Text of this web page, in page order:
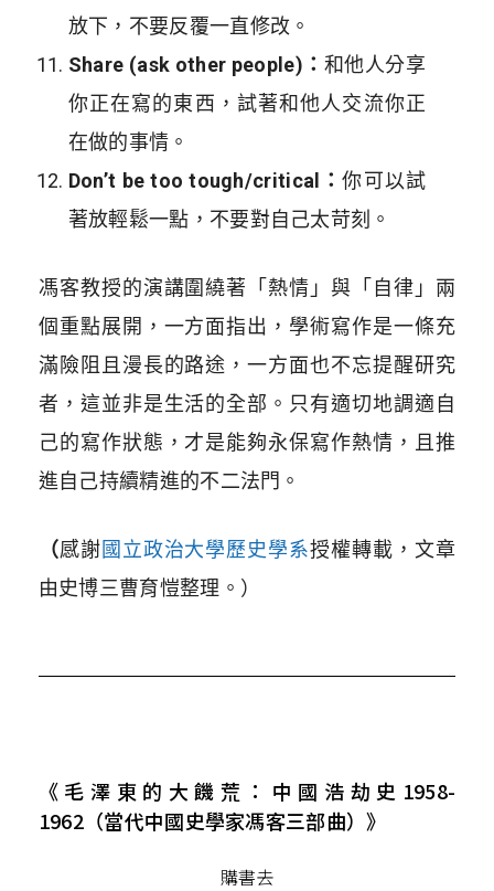
放下，不要反覆一直修改。
Share (ask other people)： 和他人分享
你正在寫的東西，試著和他人交流你正
在做的事情。
Don’t be too tough/critical：你可以試
著放輕鬆一點，不要對自己太苛刻。
馮客教授的演講圍繞著「熱情」與「自律」兩
個重點展開，一方面指出，學術寫作是一條充
滿險阻且漫長的路途，一方面也不忘提醒研究
者，這並非是生活的全部。只有適切地調適自
己的寫作狀態，才是能夠永保寫作熱情，且推
進自己持續精進的不二法門。
（感謝國立政治大學歷史學系授權轉載，文章
由史博三曹育愷整理。）
《毛澤東的大饑荒：中國浩劫史1958-
1962（當代中國史學家馮客三部曲）》
購書去